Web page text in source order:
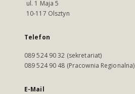
ul. 1 Maja 5
10-117 Olsztyn
Telefon
089 524 90 32 (sekretariat)
089 524 90 48 (Pracownia Regionalna)
E-Mail